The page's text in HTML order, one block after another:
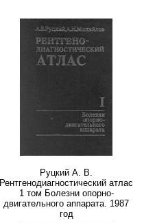
Руцкий А. В.
Рентгенодиагностический атлас
1 том Болезни опорно-
двигательного аппарата. 1987
год